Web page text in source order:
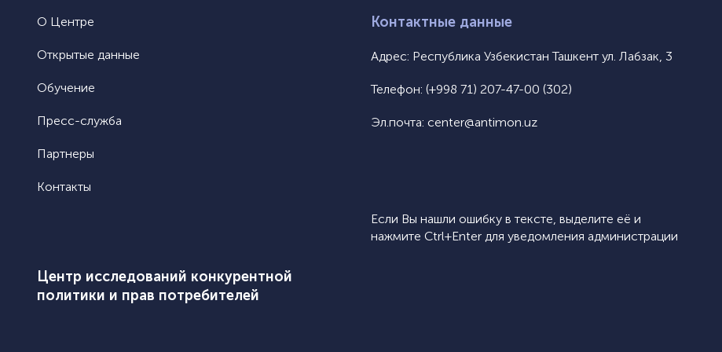
диссертаций. Нажмите для скачивания /uploads/pages/Jumayev Olimjon
О Центре
Открытые данные
Обучение
Пресс-служба
Партнеры
Контакты
Центр исследований конкурентной
политики и прав потребителей
Контактные данные
Адрес: Республика Узбекистан Ташкент ул. Лабзак, 3
Телефон: (+998 71) 207-47-00 (302)
Эл.почта: center@antimon.uz
Если Вы нашли ошибку в тексте, выделите её и
нажмите Ctrl+Enter для уведомления администрации